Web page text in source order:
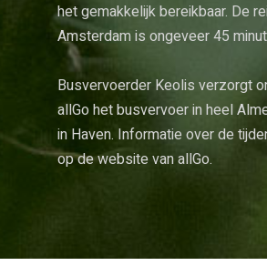
het gemakkelijk bereikbaar. De
Amsterdam is ongeveer 45
Busvervoerder Keolis verzorgt
allGo het busvervoer in heel
in Haven. Informatie over de
op de website vanallGo.